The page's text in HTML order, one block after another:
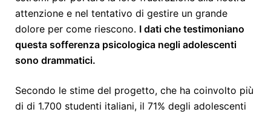
attenzione e nel tentativo di gestire un grande
dolore per come riescono. I dati che testimoniano
questa sofferenza psicologica negli adolescenti
sono drammatici.
Secondo le stime del progetto, che ha coinvolto più
di di 1.700 studenti italiani, il 71% degli adolescenti